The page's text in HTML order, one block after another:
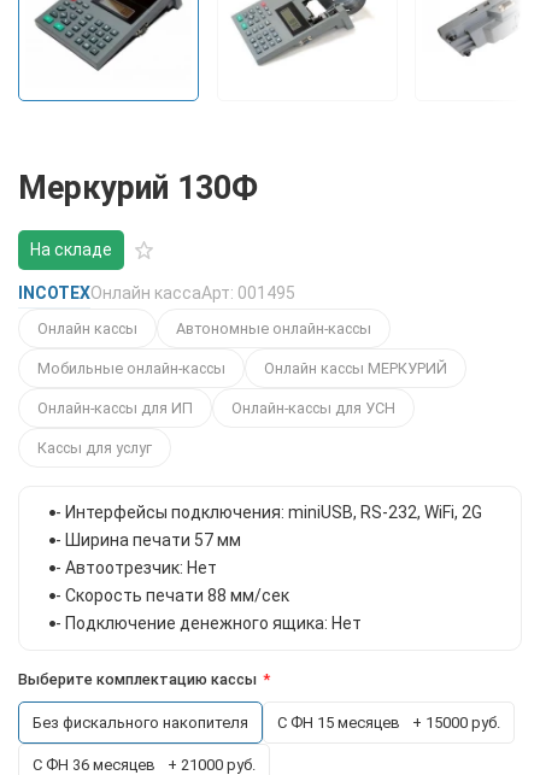
Меркурий 130Ф
На складе
INCOTEXОнлайн кассаАрт: 001495
Онлайн кассы Автономные онлайн-кассы
Мобильные онлайн-кассы Онлайн кассы МЕРКУРИЙ
Онлайн-кассы для ИП Онлайн-кассы для УСН
Кассы для услуг
- Интерфейсы подключения: miniUSB, RS-232, WiFi, 2G
- Ширина печати 57 мм
- Автоотрезчик: Нет
- Скорость печати 88 мм/сек
- Подключение денежного ящика: Нет
Выберите комплектацию кассы
Без фискального накопителя С ФН 15 месяцев + 15000 руб.
С ФН 36 месяцев + 21000 руб.